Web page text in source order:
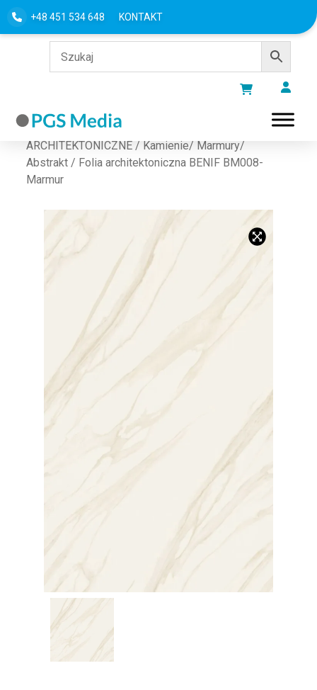
+48 451 534 648 KONTAKT
Strona główna/FOLIE
ARCHITEKTONICZNE / Kamienie/ Marmury/
Abstrakt / Folia architektoniczna BENIF BM008-
Marmur